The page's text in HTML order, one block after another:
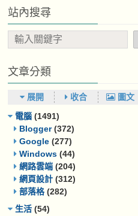
站內搜尋
文章分類
展開 收合 圖文
電腦 (1491)
Blogger(372)
Google (277)
Windows (44)
網路雲端 (204)
網頁設計 (312)
部落格(282)
生活 (54)